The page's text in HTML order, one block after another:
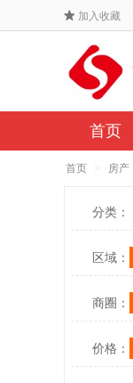
加入收藏
首页
首页 > 房产
分类：
区域：
商圈：
价格：